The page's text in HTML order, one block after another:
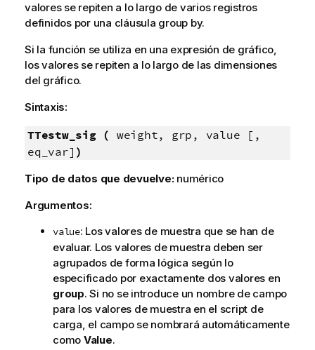
valores se repiten a lo largo de varios registros
definidos por una cláusula group by.
Si la función se utiliza en una expresión de gráfico,
los valores se repiten a lo largo de las dimensiones
del gráfico.
Sintaxis:
TTestw_sig ( weight, grp, value [,
eq_var] )
Tipo de datos que devuelve: numérico
Argumentos:
value: Los valores de muestra que se han de
evaluar. Los valores de muestra deben ser
agrupados de forma lógica según lo
especificado por exactamente dos valores en
group. Si no se introduce un nombre de campo
para los valores de muestra en el script de
carga, el campo se nombrará automáticamente
como Value.